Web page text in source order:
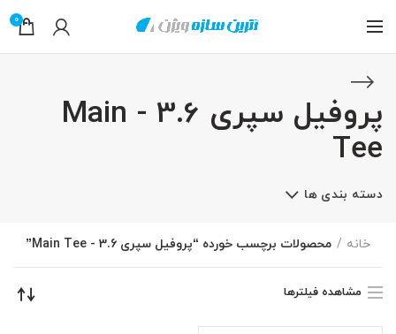
0
پروفیل سپری 3.6 - Main
Tee
دسته بندی ها
خانه محصولات برچسب خورده “پروفیل سپری 3.6 - Main Tee”
مشاهده فیلترها